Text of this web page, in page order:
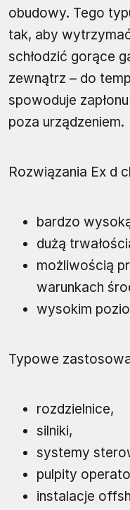
obudowy. Tego
tak, aby
schłodzić gorące
zewnątrz – do
spowoduje
poza urządzeniem.
Rozwiązania Ex d
bardzo
dużą
możliwością
warunkach
wysokim
Typowe
rozdzielnice,
silniki,
systemy
pulpity
instalacje